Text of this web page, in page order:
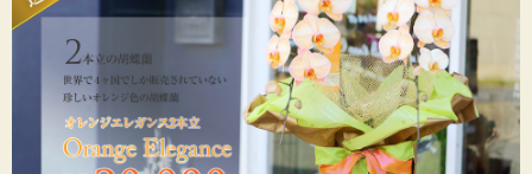
るものではございませんので予めご了承ください。
愛知県豊橋市にある生産者・松浦園芸の紹介
日本で唯一の生産者